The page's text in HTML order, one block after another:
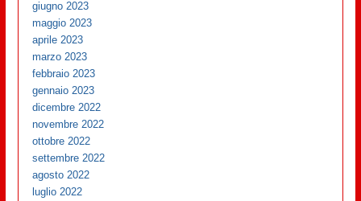
giugno 2023
maggio 2023
aprile 2023
marzo 2023
febbraio 2023
gennaio 2023
dicembre 2022
novembre 2022
ottobre 2022
settembre 2022
agosto 2022
luglio 2022